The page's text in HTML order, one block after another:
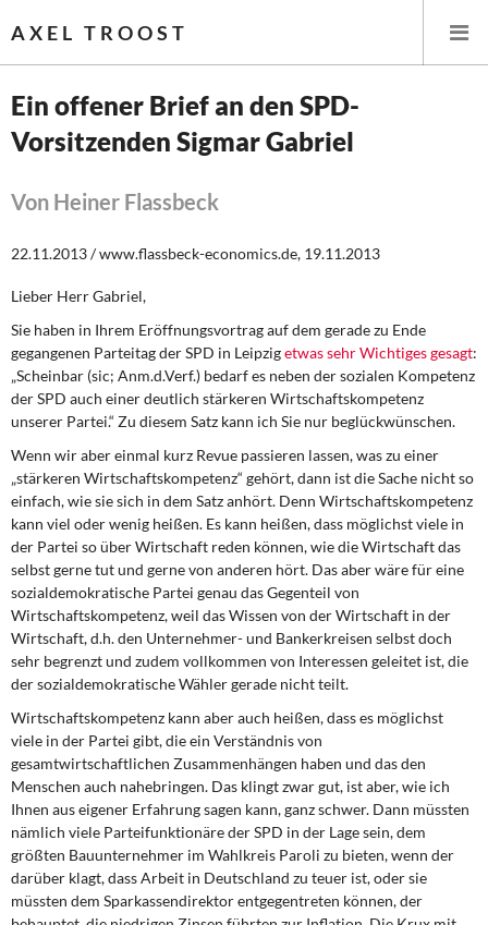
AXEL TROOST
Startseite
Themen
Leitlinien linker Wirtschafts- und Finanzpolitik
Wirtschaftspolitik
Steuer- und Finanzpolitik
Öffentliche Infrastruktur und Daseinsvorsorge
Eurokrise und Griechenland
DIE LINKE
Weitere Themen
Memo-Gruppe
Institut Solidarische Moderne
Rosa-Luxemburg-Stiftung
Über mich
Kontakt
Ein offener Brief an den SPD-
Vorsitzenden Sigmar Gabriel
Von Heiner Flassbeck
22.11.2013 / www.flassbeck-economics.de, 19.11.2013
Lieber Herr Gabriel,
Sie haben in Ihrem Eröffnungsvortrag auf dem gerade zu Ende
gegangenen Parteitag der SPD in Leipzigetwas sehr Wichtiges gesagt:
„Scheinbar (sic; Anm.d.Verf.) bedarf es neben der sozialen Kompetenz
der SPD auch einer deutlich stärkeren Wirtschaftskompetenz
unserer Partei.“ Zu diesem Satz kann ich Sie nur beglückwünschen.
Wenn wir aber einmal kurz Revue passieren lassen, was zu einer
„stärkeren Wirtschaftskompetenz“ gehört, dann ist die Sache nicht so
einfach, wie sie sich in dem Satz anhört. Denn Wirtschaftskompetenz
kann viel oder wenig heißen. Es kann heißen, dass möglichst viele in
der Partei so über Wirtschaft reden können, wie die Wirtschaft das
selbst gerne tut und gerne von anderen hört. Das aber wäre für eine
sozialdemokratische Partei genau das Gegenteil von
Wirtschaftskompetenz, weil das Wissen von der Wirtschaft in der
Wirtschaft, d.h. den Unternehmer- und Bankerkreisen selbst doch
sehr begrenzt und zudem vollkommen von Interessen geleitet ist, die
der sozialdemokratische Wähler gerade nicht teilt.
Wirtschaftskompetenz kann aber auch heißen, dass es möglichst
viele in der Partei gibt, die ein Verständnis von
gesamtwirtschaftlichen Zusammenhängen haben und das den
Menschen auch nahebringen. Das klingt zwar gut, ist aber, wie ich
Ihnen aus eigener Erfahrung sagen kann, ganz schwer. Dann müssten
nämlich viele Parteifunktionäre der SPD in der Lage sein, dem
größten Bauunternehmer im Wahlkreis Paroli zu bieten, wenn der
darüber klagt, dass Arbeit in Deutschland zu teuer ist, oder sie
müssten dem Sparkassendirektor entgegentreten können, der